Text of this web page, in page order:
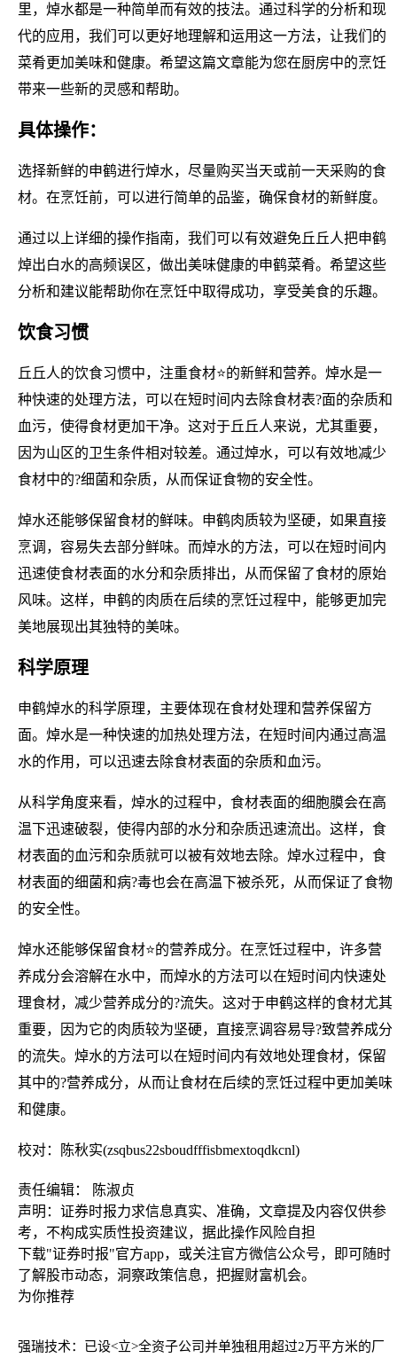
里，焯水都是一种简单而有效的技法。通过科学的分析和现
代的应用，我们可以更好地理解和运用这一方法，让我们的
菜肴更加美味和健康。希望这篇文章能为您在厨房中的烹饪
带来一些新的灵感和帮助。
具体操作：
选择新鲜的申鹤进行焯水，尽量购买当天或前一天采购的食
材。在烹饪前，可以进行简单的品鉴，确保食材的新鲜度。
通过以上详细的操作指南，我们可以有效避免丘丘人把申鹤
焯出白水的高频误区，做出美味健康的申鹤菜肴。希望这些
分析和建议能帮助你在烹饪中取得成功，享受美食的乐趣。
饮食习惯
丘丘人的饮食习惯中，注重食材⭐的新鲜和营养。焯水是一
种快速的处理方法，可以在短时间内去除食材表?面的杂质和
血污，使得食材更加干净。这对于丘丘人来说，尤其重要，
因为山区的卫生条件相对较差。通过焯水，可以有效地减少
食材中的?细菌和杂质，从而保证食物的安全性。
焯水还能够保留食材的鲜味。申鹤肉质较为坚硬，如果直接
烹调，容易失去部分鲜味。而焯水的方法，可以在短时间内
迅速使食材表面的水分和杂质排出，从而保留了食材的原始
风味。这样，申鹤的肉质在后续的烹饪过程中，能够更加完
美地展现出其独特的美味。
科学原理
申鹤焯水的科学原理，主要体现在食材处理和营养保留方
面。焯水是一种快速的加热处理方法，在短时间内通过高温
水的作用，可以迅速去除食材表面的杂质和血污。
从科学角度来看，焯水的过程中，食材表面的细胞膜会在高
温下迅速破裂，使得内部的水分和杂质迅速流出。这样，食
材表面的血污和杂质就可以被有效地去除。焯水过程中，食
材表面的细菌和病?毒也会在高温下被杀死，从而保证了食物
的安全性。
焯水还能够保留食材⭐的营养成分。在烹饪过程中，许多营
养成分会溶解在水中，而焯水的方法可以在短时间内快速处
理食材，减少营养成分的?流失。这对于申鹤这样的食材尤其
重要，因为它的肉质较为坚硬，直接烹调容易导?致营养成分
的流失。焯水的方法可以在短时间内有效地处理食材，保留
其中的?营养成分，从而让食材在后续的烹饪过程中更加美味
和健康。
校对：陈秋实(zsqbus22sboudfffisbmextoqdkcnl)
责任编辑： 陈淑贞
声明：证券时报力求信息真实、准确，文章提及内容仅供参
考，不构成实质性投资建议，据此操作风险自担
下载"证券时报"官方app，或关注官方微信公众号，即可随时
了解股市动态，洞察政策信息，把握财富机会。
为你推荐
强瑞技术：已设<立>全资子公司并单独租用超过2万平方米的厂